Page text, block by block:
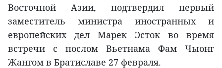
Восточной Азии, подтвердил первый
заместитель министра иностранных и
европейских дел Марек Эсток во время
встречи с послом Вьетнама Фам Чыонг
Жангом в Братиславе 27 февраля.